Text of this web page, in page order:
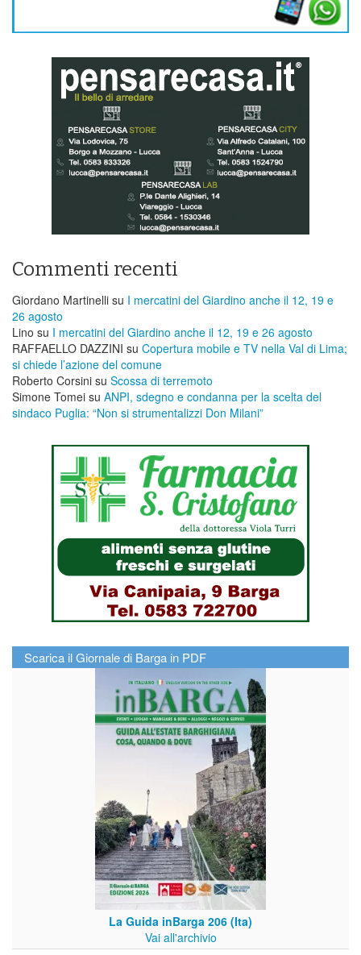
Commenti recenti
Giordano Martinelli su I mercatini del Giardino anche il 12, 19 e
26 agosto
Lino su I mercatini del Giardino anche il 12, 19 e 26 agosto
RAFFAELLO DAZZINI su ​Copertura mobile e TV nella Val di Lima;
si chiede l’azione del comune
Roberto Corsini su Scossa di terremoto
Simone Tomei su ANPI, sdegno e condanna per la scelta del
sindaco Puglia: “Non si strumentalizzi Don Milani”
Scarica il Giornale di Barga in PDF
La Guida inBarga 206 (Ita)
Vai all'archivio